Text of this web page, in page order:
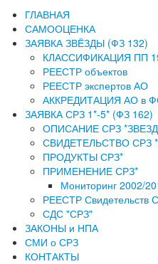
ГЛАВНАЯ
САМООЦЕНКА
ЗАЯВКА ЗВЁЗДЫ (ФЗ 132)
КЛАССИФИКАЦИЯ ПП
РЕЕСТР объектов
РЕЕСТР экспертов АО
АККРЕДИТАЦИЯ АО в
ЗАЯВКА СРЗ 1*-5* (ФЗ 162)
ОПИСАНИЕ СРЗ
СВИДЕТЕЛЬСТВО СРЗ
ПРОДУКТЫ СРЗ*
ПРИМЕНЕНИЕ СРЗ*
Мониторинг 2002/
РЕЕСТР Свидетельств
СДС "СРЗ"
ЗАКОНЫ и НПА
СМИ о СРЗ
КОНТАКТЫ